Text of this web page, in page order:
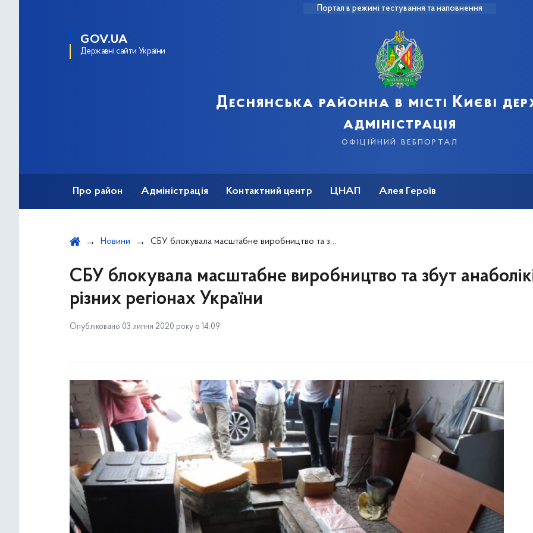
Портал в режимі тестування та наповнення
GOV.UA
Державні сайти України
Деснянська районна в місті Києві
адміністрація
офіційний вебпортал
Про район Адміністрація Контактний центр ЦНАП Алея Героїв
Новини СБУ блокувала масштабне виробництво та збут анаболіків у різних регіонах України
СБУ блокувала масштабне виробництво та збут
різних регіонах України
Опубліковано 03 липня 2020 року о 14:09